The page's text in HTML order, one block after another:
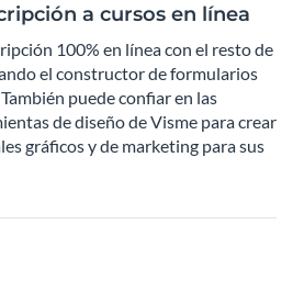
a cursos en línea
100% en línea con el resto de
el constructor de formularios
puede confiar en las
de diseño de Visme para crear
gráficos y de marketing para sus